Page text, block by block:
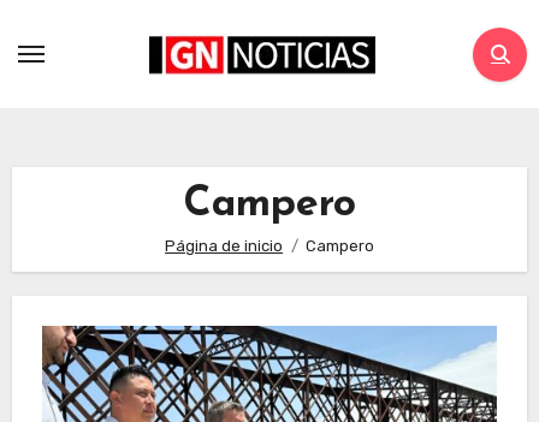
Campero
Página de inicio Campero